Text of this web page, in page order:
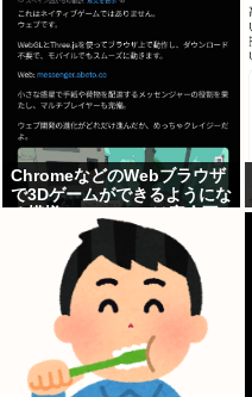
ChromeなどのWebブラウザ
で3Dゲームができるようにな
る模様。Windowsは完全不